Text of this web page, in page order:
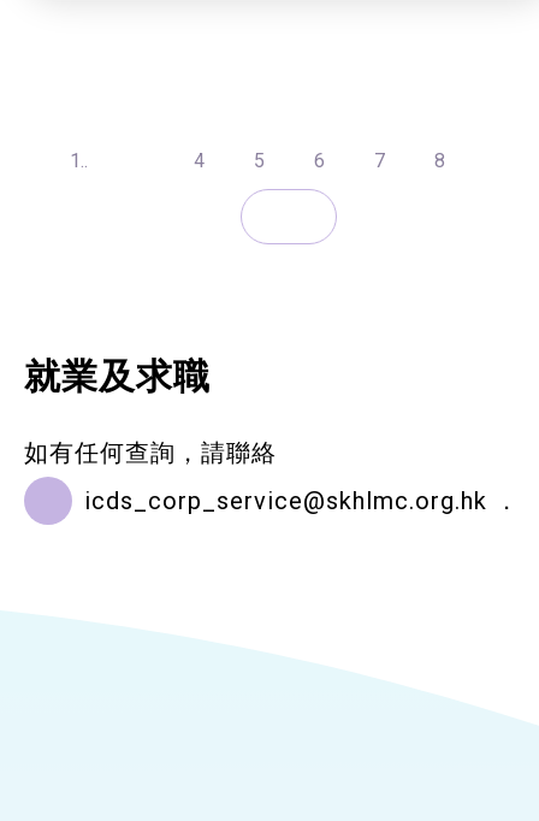
1.. 4 5 6 7 8
就業及求職
如有任何查詢，請聯絡
icds_corp_service@skhlmc.org.hk ．